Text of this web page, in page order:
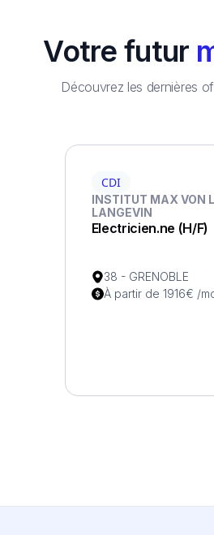
Votre futur
Découvrez les dernières
CDI
INSTITUT MAX VON
LANGEVIN
Electricien.ne (H/F)
38 - GRENOBLE
À partir de 1916€ /